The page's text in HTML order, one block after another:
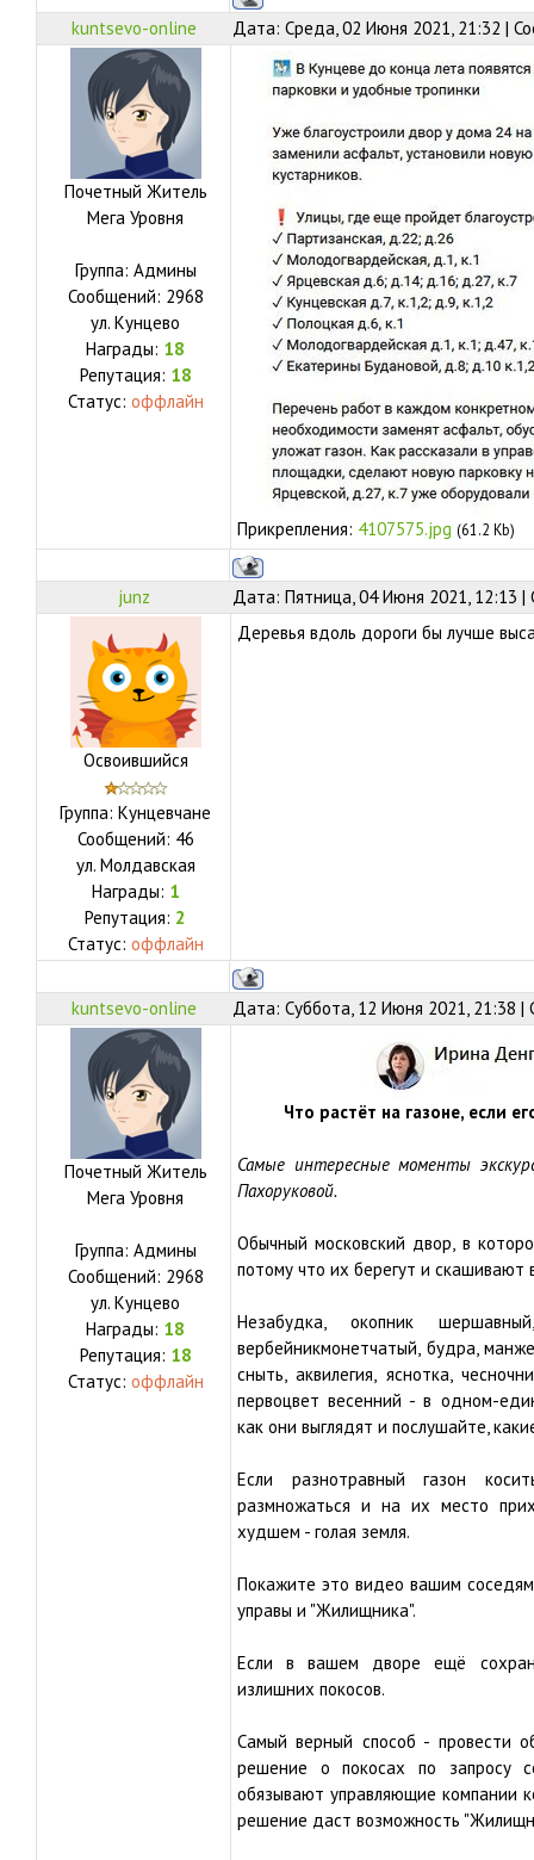
kuntsevo-online Дата: Среда, 02 Июня 2021, 21:32 |
Почетный Житель
Мега Уровня
Группа: Админы
Сообщений: 2968
ул. Кунцево
Награды: 18
Репутация: 18
Статус: оффлайн
Прикрепления: 4107575.jpg (61.2 Kb)
junz Дата: Пятница, 04 Июня 2021, 12:13
Освоившийся
Группа: Кунцевчане
Сообщений: 46
ул. Молдавская
Награды: 1
Репутация: 2
Статус: оффлайн
Деревья вдоль дороги бы лучше
kuntsevo-online Дата: Суббота, 12 Июня 2021, 21:38
Почетный Житель
Мега Уровня
Группа: Админы
Сообщений: 2968
ул. Кунцево
Награды: 18
Репутация: 18
Статус: оффлайн
Что растёт на газоне, если
Самые интересные моменты
Пахоруковой.
Обычный московский двор, в
потому что их берегут и скашивают
Незабудка, окопник
вербейникмонетчатый, будра,
сныть, аквилегия, яснотка,
первоцвет весенний - в одном-
как они выглядят и послушайте,
Если разнотравный газон
размножаться и на их место
худшем - голая земля.
Покажите это видео вашим
управы и "Жилищника".
Если в вашем дворе ещё
излишних покосов.
Самый верный способ - провести
решение о покосах по запросу
обязывают управляющие компании
решение даст возможность